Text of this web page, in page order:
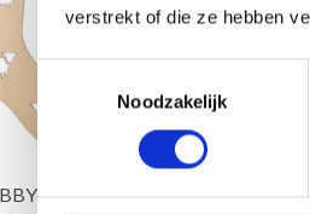
verstrekt of die ze hebben
Noodzakelijk
BLOQUEURS DE